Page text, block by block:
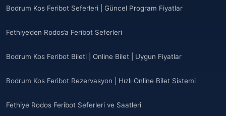
Bodrum Kos Feribot Seferleri | Güncel Program Fiyatlar
Fethiye’den Rodos’a Feribot Seferleri
Bodrum Kos Feribot Bileti | Online Bilet | Uygun Fiyatlar
Bodrum Kos Feribot Rezervasyon | Hızlı Online Bilet Sistemi
Fethiye Rodos Feribot Seferleri ve Saatleri